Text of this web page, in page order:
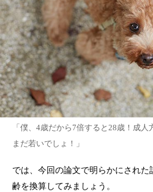
「僕、4歳だから7倍すると28歳！成
まだ若いでしょ！」
では、今回の論文で明らかにされ
齢を換算してみましょう。